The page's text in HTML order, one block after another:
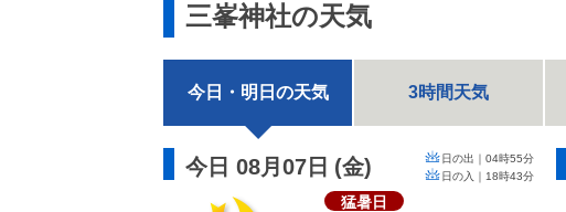
三峯神社の天気
今日・明日の天気 3時間天気
今日 08月07日 (金) 日の出｜ 04時55分
日の入｜ 18時43分
猛暑日